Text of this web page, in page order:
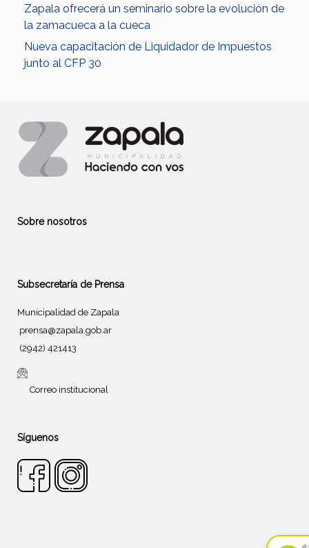
Zapala ofrecerá un seminario sobre la evolución de
la zamacueca a la cueca
Nueva capacitación de Liquidador de Impuestos
junto al CFP 30
Sobre nosotros
Subsecretaría de Prensa
Municipalidad de Zapala
prensa@zapala.gob.ar
(2942) 421413
Correo institucional
Síguenos